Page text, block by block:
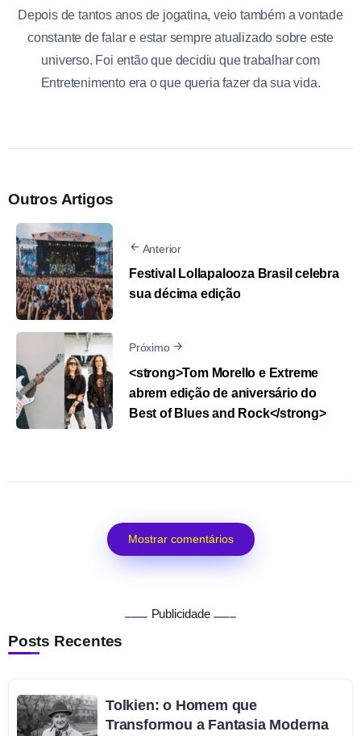
Depois de tantos anos de jogatina, veio também a vontade
constante de falar e estar sempre atualizado sobre este
universo. Foi então que decidiu que trabalhar com
Entretenimento era o que queria fazer da sua vida.
Outros Artigos
Anterior
Festival Lollapalooza Brasil celebra
sua décima edição
Próximo
<strong>Tom Morello e Extreme
abrem edição de aniversário do
Best of Blues and Rock</strong>
Mostrar comentários
Publicidade
Posts Recentes
Tolkien: o Homem que
Transformou a Fantasia Moderna